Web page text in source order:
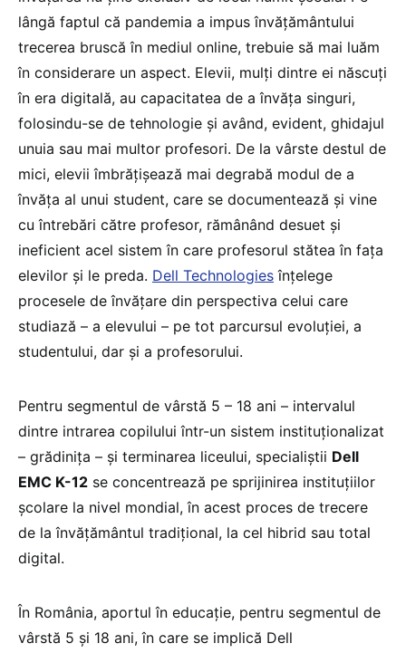
lângă faptul că pandemia a impus învățământului
trecerea bruscă în mediul online, trebuie să mai luăm
în considerare un aspect. Elevii, mulți dintre ei născuți
în era digitală, au capacitatea de a învăța singuri,
folosindu-se de tehnologie și având, evident, ghidajul
unuia sau mai multor profesori. De la vârste destul de
mici, elevii îmbrățișează mai degrabă modul de a
învăța al unui student, care se documentează și vine
cu întrebări către profesor, rămânând desuet și
ineficient acel sistem în care profesorul stătea în fața
elevilor și le preda. Dell Technologies înțelege
procesele de învățare din perspectiva celui care
studiază – a elevului – pe tot parcursul evoluției, a
studentului, dar și a profesorului.
Pentru segmentul de vârstă 5 – 18 ani – intervalul
dintre intrarea copilului într-un sistem instituționalizat
– grădinița – și terminarea liceului, specialiștii Dell
EMC K-12 se concentrează pe sprijinirea instituțiilor
școlare la nivel mondial, în acest proces de trecere
de la învățământul tradițional, la cel hibrid sau total
digital.
În România, aportul în educație, pentru segmentul de
vârstă 5 și 18 ani, în care se implică Dell